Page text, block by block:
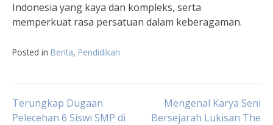
Indonesia yang kaya dan kompleks, serta
memperkuat rasa persatuan dalam keberagaman.
Posted in Berita, Pendidikan
Navigasi
Terungkap Dugaan
Pelecehan 6 Siswi SMP di
Mengenal Karya Seni
Bersejarah Lukisan The